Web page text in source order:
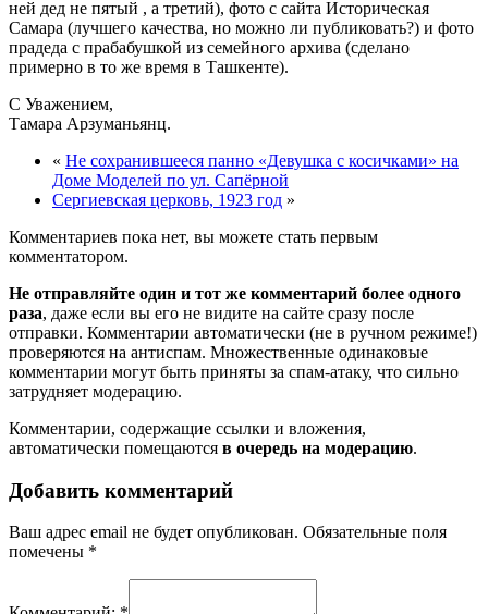
ней дед не пятый , а третий), фото с сайта Историческая
Самара (лучшего качества, но можно ли публиковать?) и фото
прадеда с прабабушкой из семейного архива (сделано
примерно в то же время в Ташкенте).
С Уважением,
Тамара Арзуманьянц.
« Не сохранившееся панно «Девушка с косичками» на
Доме Моделей по ул. Сапёрной
Сергиевская церковь, 1923 год »
Комментариев пока нет, вы можете стать первым
комментатором.
Не отправляйте один и тот же комментарий более одного
раза, даже если вы его не видите на сайте сразу после
отправки. Комментарии автоматически (не в ручном режиме!)
проверяются на антиспам. Множественные одинаковые
комментарии могут быть приняты за спам-атаку, что сильно
затрудняет модерацию.
Комментарии, содержащие ссылки и вложения,
автоматически помещаются в очередь на модерацию.
Добавить комментарий
Ваш адрес email не будет опубликован. Обязательные поля
помечены *